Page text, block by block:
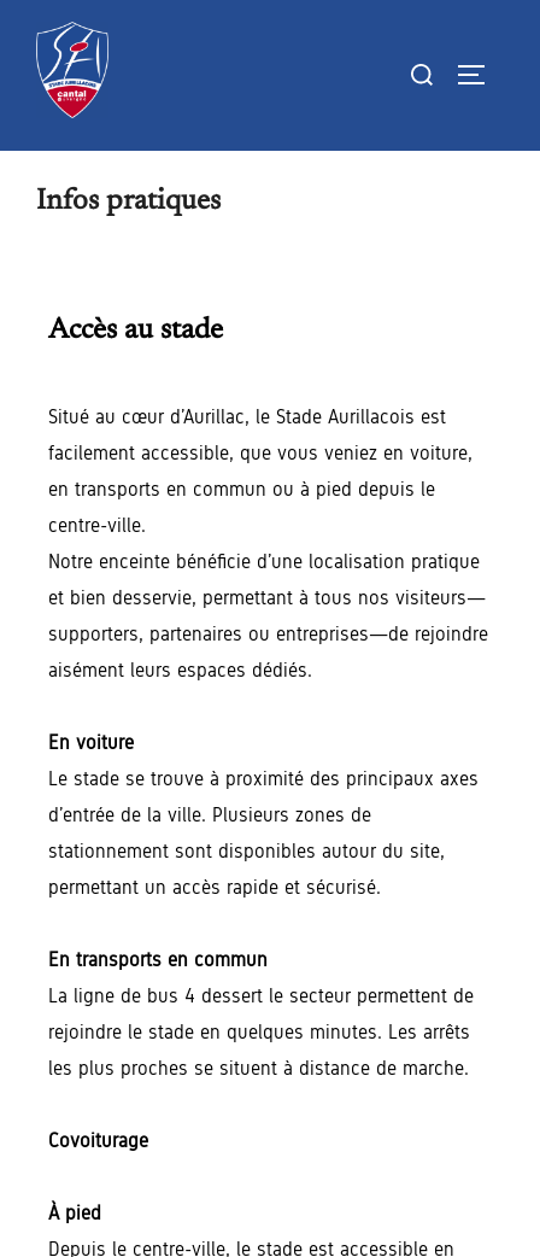
Infos pratiques
Accès au stade
Situé au cœur d’Aurillac, le Stade Aurillacois est
facilement accessible, que vous veniez en voiture,
en transports en commun ou à pied depuis le
centre-ville.
Notre enceinte bénéficie d’une localisation pratique
et bien desservie, permettant à tous nos visiteurs—
supporters, partenaires ou entreprises—de rejoindre
aisément leurs espaces dédiés.
En voiture
Le stade se trouve à proximité des principaux axes
d’entrée de la ville. Plusieurs zones de
stationnement sont disponibles autour du site,
permettant un accès rapide et sécurisé.
En transports en commun
La ligne de bus 4 dessert le secteur permettent de
rejoindre le stade en quelques minutes. Les arrêts
les plus proches se situent à distance de marche.
Covoiturage
À pied
Depuis le centre-ville, le stade est accessible en